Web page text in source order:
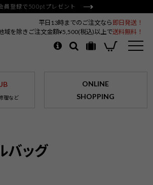
員登録で500ptプレゼント
平日13時までのご注文なら 即日発送！
域を除きご注文金額¥5,500(税込)以上で送料無料！
理など
ONLINE
SHOPPING
バッグ